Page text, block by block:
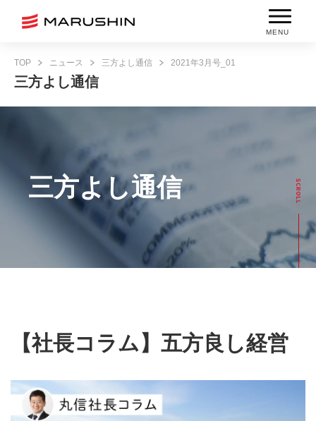
MENU
TOP ニュース 三方よし通信 2021年3月号_01
三方よし通信
三方よし通信
【社長コラム】五方良し経営